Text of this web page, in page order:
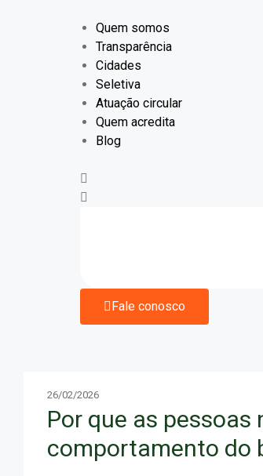
Quem somos
Transparência
Cidades
Seletiva
Atuação circular
Quem acredita
Blog
Fale conosco
26/02/2026
Por que as pessoas
comportamento do